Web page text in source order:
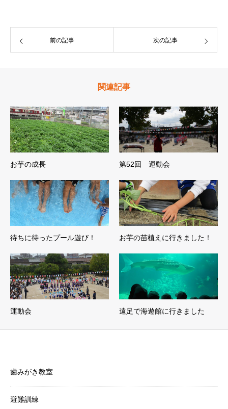
前の記事 次の記事
関連記事
お芋の成長 第52回 運動会
待ちに待ったプール遊び！ お芋の苗植えに行きました！
運動会 遠足で海遊館に行きました
歯みがき教室
避難訓練